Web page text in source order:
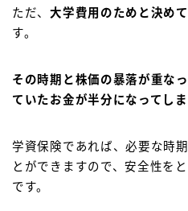
ただ、大学費用のためと決め
す。
その時期と株価の暴落が重な
ていたお金が半分になってし
学資保険であれば、必要な時
とができますので、安全性を
です。